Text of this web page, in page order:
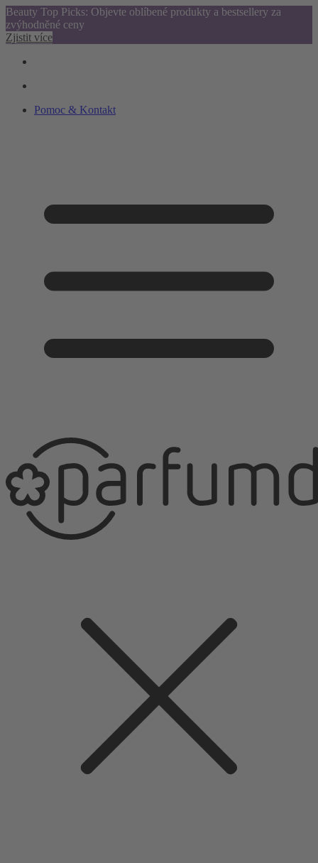
Beauty Top Picks: Objevte oblíbené produkty a bestsellery za
zvýhodněné ceny
Zjistit více
Pomoc & Kontakt